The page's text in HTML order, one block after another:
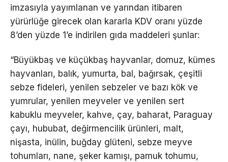
imzasıyla yayımlanan ve yarından itibaren
yürürlüğe girecek olan kararla KDV oranı yüzde
8’den yüzde 1’e indirilen gıda maddeleri şunlar:
“Büyükbaş ve küçükbaş hayvanlar, domuz, kümes
hayvanları, balık, yumurta, bal, bağırsak, çeşitli
sebze fideleri, yenilen sebzeler ve bazı kök ve
yumrular, yenilen meyveler ve yenilen sert
kabuklu meyveler, kahve, çay, baharat, Paraguay
çayı, hububat, değirmencilik ürünleri, malt,
nişasta, inülin, buğday glüteni, sebze meyve
tohumları, nane, şeker kamışı, pamuk tohumu,